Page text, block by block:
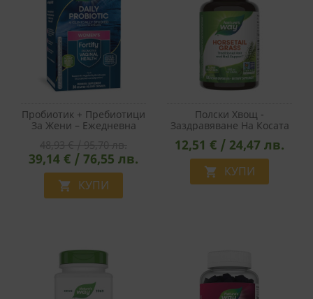
Пробиотик + Пребиотици
За Жени – Ежедневна
Активни Пробиотици, 30
Капсули
39,14 € / 76,55 лв.
 КУПИ
Полски Хвощ -
Заздравяване На Косата
И Ноктите - При
Изтъняване На Косъма И
Чупливи Нокти, 440 Mg,
100 Капсули
12,51 € / 24,47 лв.
 КУПИ